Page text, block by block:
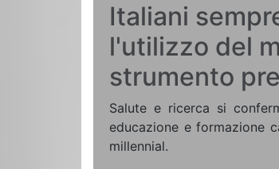
Italiani
l'utilizzo del
strumento
Salute e ricerca si
educazione e formazione
millennial.